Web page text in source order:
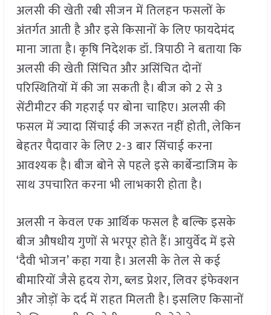
अलसी की खेती रबी सीजन में तिलहन फसलों के
अंतर्गत आती है और इसे किसानों के लिए फायदेमंद
माना जाता है। कृषि निदेशक डॉ. त्रिपाठी ने बताया कि
अलसी की खेती सिंचित और असिंचित दोनों
परिस्थितियों में की जा सकती है। बीज को 2 से 3
सेंटीमीटर की गहराई पर बोना चाहिए। अलसी की
फसल में ज्यादा सिंचाई की जरूरत नहीं होती, लेकिन
बेहतर पैदावार के लिए 2-3 बार सिंचाई करना
आवश्यक है। बीज बोने से पहले इसे कार्बेन्डाजिम के
साथ उपचारित करना भी लाभकारी होता है।
अलसी न केवल एक आर्थिक फसल है बल्कि इसके
बीज औषधीय गुणों से भरपूर होते हैं। आयुर्वेद में इसे
‘दैवी भोजन’ कहा गया है। अलसी के तेल से कई
बीमारियों जैसे हृदय रोग, ब्लड प्रेशर, लिवर इंफेक्शन
और जोड़ों के दर्द में राहत मिलती है। इसलिए किसानों